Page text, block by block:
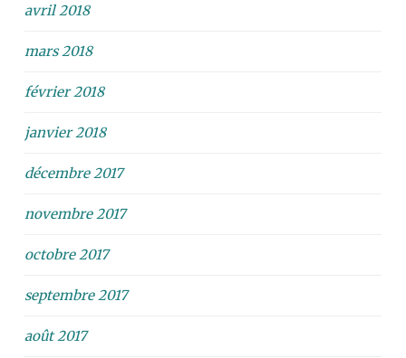
avril 2018
mars 2018
février 2018
janvier 2018
décembre 2017
novembre 2017
octobre 2017
septembre 2017
août 2017